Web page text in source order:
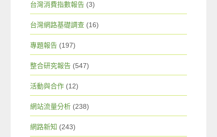
台灣消費指數報告 (3)
台灣網路基礎調查 (16)
專題報告 (197)
整合研究報告 (547)
活動與合作 (12)
網站流量分析 (238)
網路新知 (243)